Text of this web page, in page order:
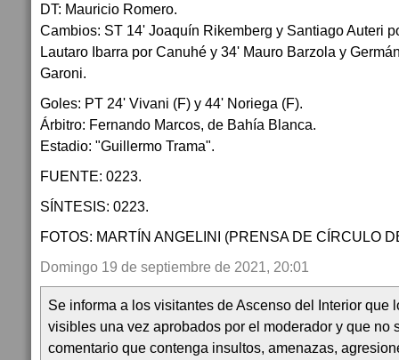
DT: Mauricio Romero.
Cambios: ST 14' Joaquín Rikemberg y Santiago Auteri
Lautaro Ibarra por Canuhé y 34' Mauro Barzola y
Garoni.
Goles: PT 24' Vivani (F) y 44' Noriega (F).
Árbitro: Fernando Marcos, de Bahía Blanca.
Estadio: "Guillermo Trama".
FUENTE: 0223.
SÍNTESIS: 0223.
FOTOS: MARTÍN ANGELINI (PRENSA DE CÍRCULO
Domingo 19 de septiembre de 2021, 20:01
Se informa a los visitantes de Ascenso del Interior que
visibles una vez aprobados por el moderador y que no
comentario que contenga insultos, amenazas,